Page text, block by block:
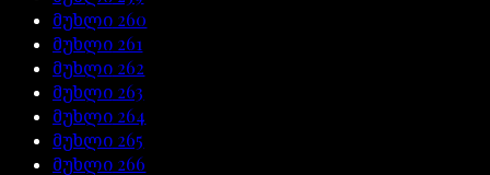
მუხლი 260
მუხლი 261
მუხლი 262
მუხლი 263
მუხლი 264
მუხლი 265
მუხლი 266